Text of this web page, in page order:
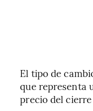
El tipo de
que representa
precio del cierre